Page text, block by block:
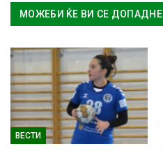
МОЖЕБИ ЌЕ ВИ СЕ ДОПАДНЕ
ВЕСТИ